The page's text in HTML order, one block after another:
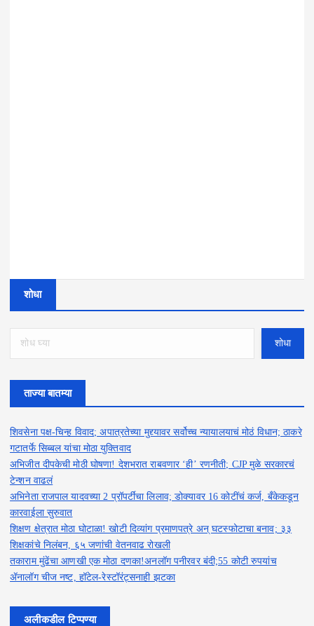
शोधा
शोधा
ताज्या बातम्या
शिवसेना पक्ष-चिन्ह विवाद; अपात्रतेच्या मुद्द्यावर सर्वोच्च न्यायालयाचं मोठं विधान; ठाकरे
गटातर्फे सिब्बल यांचा मोठा युक्तिवाद
अभिजीत दीपकेची मोठी घोषणा! देशभरात राबवणार ‘ही’ रणनीती; CJP मुळे सरकारचं
टेन्शन वाढलं
अभिनेता राजपाल यादवच्या 2 प्रॉपर्टींचा लिलाव; डोक्यावर 16 कोटींचं कर्ज, बँकेकडून
कारवाईला सुरुवात
शिक्षण क्षेत्रात मोठा घोटाळा! खोटी दिव्यांग प्रमाणपत्रे अन् घटस्फोटाचा बनाव; ३३
शिक्षकांचे निलंबन, ६५ जणांची वेतनवाढ रोखली
तकाराम मुंढेंचा आणखी एक मोठा दणका!अनलॉग पनीरवर बंदी;55 कोटी रुपयांच
ॲनालॉग चीज नष्ट, हॉटेल-रेस्टॉरंट्सनाही झटका
अलीकडील टिप्पण्या